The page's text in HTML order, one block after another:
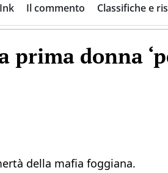
Il commento Classifiche e
prima donna
della mafia foggiana.